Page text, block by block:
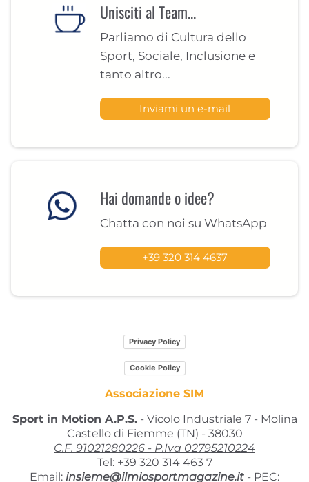
Unisciti al Team...
Parliamo di Cultura dello
Sport, Sociale, Inclusione e
tanto altro...
Inviami un e-mail
Hai domande o idee?
Chatta con noi su WhatsApp
+39 320 314 4637
Sport in Motion A.P.S.- Vicolo Industriale 7 - Molina
Castello di Fiemme (TN) - 38030
C.F. 91021280226 - P.Iva 02795210224
Tel: +39 320 314 463 7
Email: insieme@ilmiosportmagazine.it - PEC:
Privacy Policy
Cookie Policy
Associazione SIM